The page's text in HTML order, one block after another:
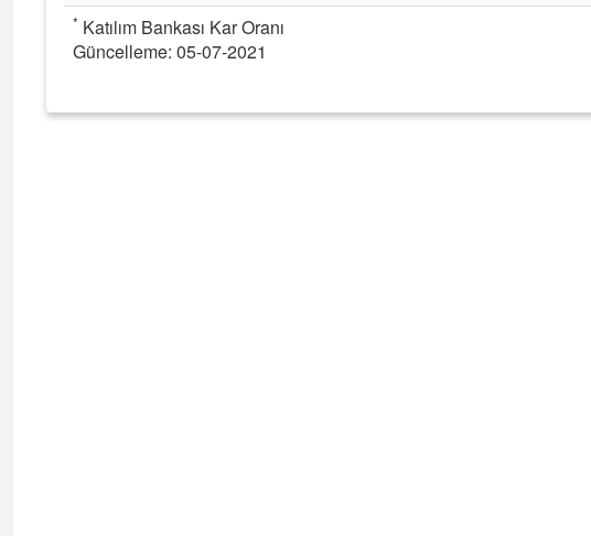
* Katılım Bankası Kar Oranı
Güncelleme: 05-07-2021